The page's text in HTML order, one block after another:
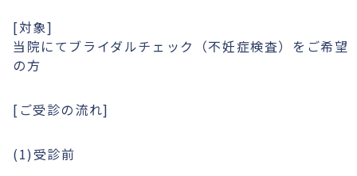
[対象]
当院にてブライダルチェック（不妊症検査）をご希望
の方
[ご受診の流れ]
(1)受診前